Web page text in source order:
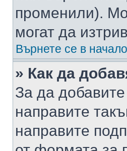
променили).
могат да
Върнете се в
» Как да
За да
направите
направите